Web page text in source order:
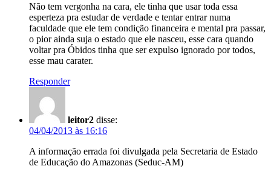
Não tem vergonha na cara, ele tinha que usar toda essa
esperteza pra estudar de verdade e tentar entrar numa
faculdade que ele tem condição financeira e mental pra passar,
o pior ainda suja o estado que ele nasceu, esse cara quando
voltar pra Óbidos tinha que ser expulso ignorado por todos,
esse mau carater.
Responder
leitor2 disse:
04/04/2013 às 16:16
A informação errada foi divulgada pela Secretaria de Estado
de Educação do Amazonas (Seduc-AM)